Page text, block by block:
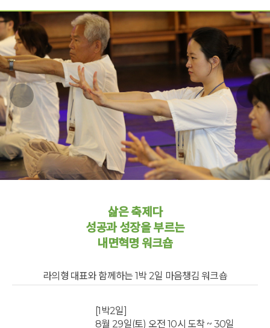
삶은 축제다
성공과 성장을 부르는
내면혁명 워크숍
라의형 대표와 함께하는 1박 2일 마음챙김 워크숍
[1박2일]
8월 29일(토) 오전 10시 도착 ~ 30일